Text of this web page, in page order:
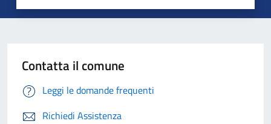
Contatta il comune
Leggi le domande frequenti
Richiedi Assistenza